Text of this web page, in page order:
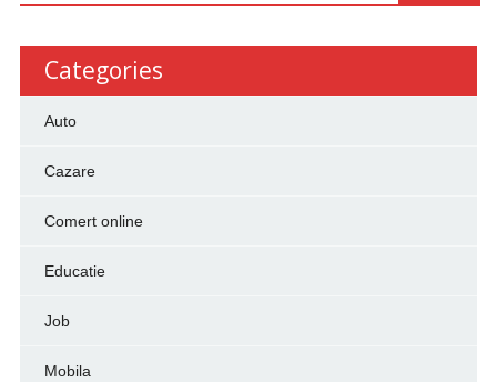
Categories
Auto
Cazare
Comert online
Educatie
Job
Mobila